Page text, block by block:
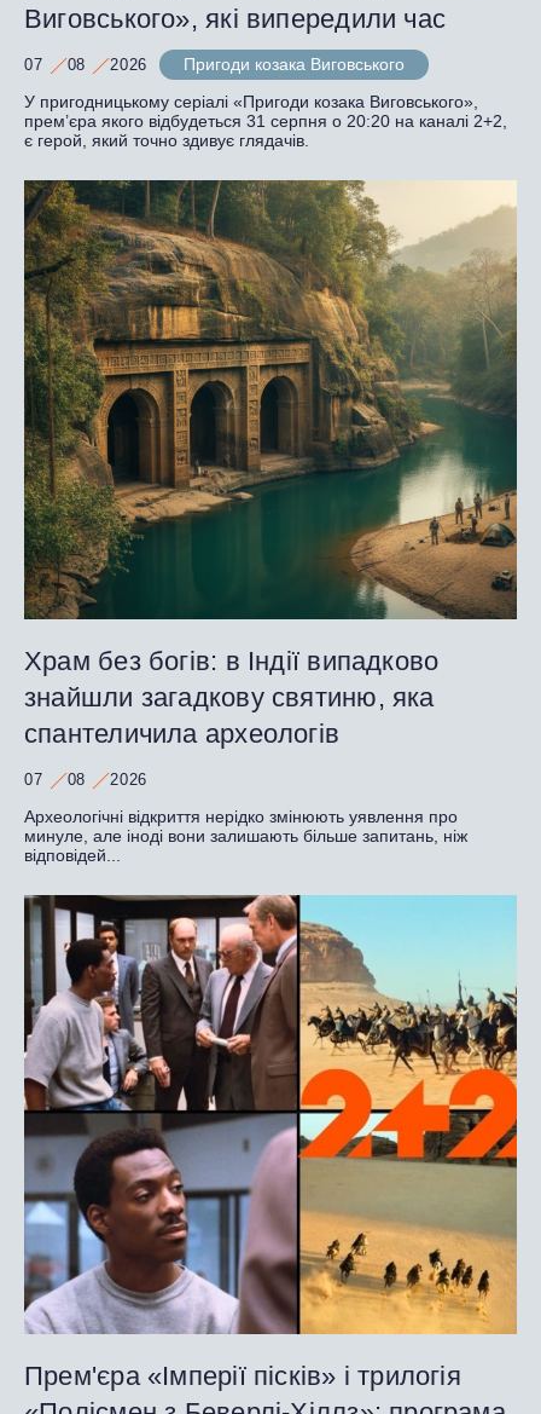
Виговського», які випередили час
07 08 2026
Пригоди козака Виговського
У пригодницькому серіалі «Пригоди козака Виговського»,
прем’єра якого відбудеться 31 серпня о 20:20 на каналі 2+2,
є герой, який точно здивує глядачів.
Храм без богів: в Індії випадково
знайшли загадкову святиню, яка
спантеличила археологів
07 08 2026
Археологічні відкриття нерідко змінюють уявлення про
минуле, але іноді вони залишають більше запитань, ніж
відповідей...
Прем'єра «Імперії пісків» і трилогія